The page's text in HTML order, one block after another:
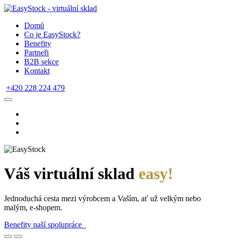
Domů
Co je EasyStock?
Benefity
Partneři
B2B sekce
Kontakt
+420 228 224 479
Váš virtuální sklad easy!
Jednoduchá cesta mezi výrobcem a Vaším, ať už velkým nebo
malým, e-shopem.
Benefity naší spolupráce